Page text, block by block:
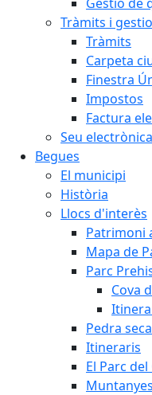
Tràmits i
Tràmits
Carpeta
Finestra
Impostos
Factura
Seu electrònica
Begues
El municipi
Història
Llocs d'interès
Patrimoni
Mapa de
Parc
Cova
Pedra seca
Itineraris
El Parc